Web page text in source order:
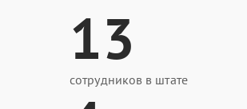
13
сотрудников в штате